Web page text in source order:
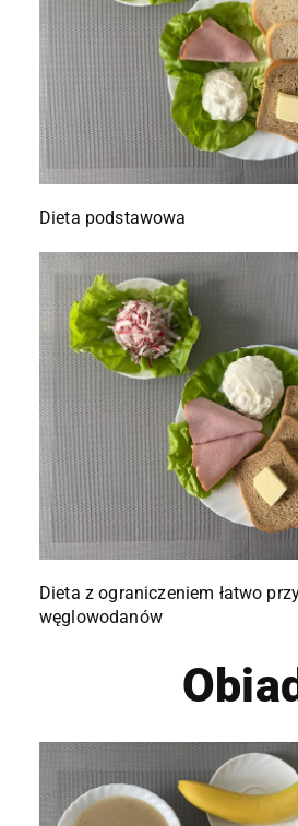
Dieta podstawowa
Dieta z ograniczeniem łatwo
węglowodanów